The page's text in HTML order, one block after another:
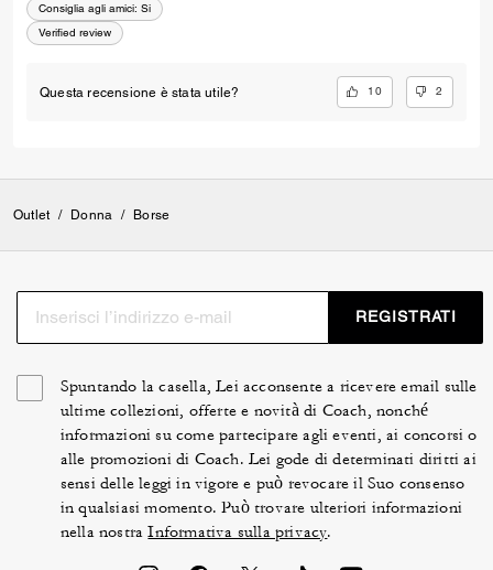
Consiglia agli amici: Si
Verified review
Questa recensione è stata utile? 10 2
Outlet / Donna / Borse
REGISTRATI
Spuntando la casella, Lei acconsente a ricevere email sulle
ultime collezioni, offerte e novità di Coach, nonché
informazioni su come partecipare agli eventi, ai concorsi o
alle promozioni di Coach. Lei gode di determinati diritti ai
sensi delle leggi in vigore e può revocare il Suo consenso
in qualsiasi momento. Può trovare ulteriori informazioni
nella nostraInformativa sulla privacy.